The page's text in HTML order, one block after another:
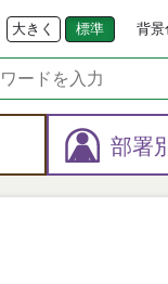
大きく 標準 背景
部署